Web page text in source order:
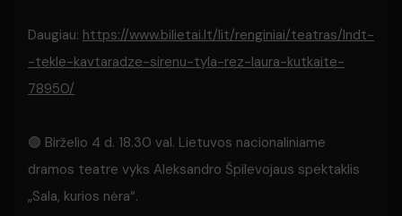
Daugiau: https://www.bilietai.lt/lit/renginiai/teatras/lndt-
-tekle-kavtaradze-sirenu-tyla-rez-laura-kutkaite-
78950/
🟢 Birželio 4 d. 18.30 val. Lietuvos nacionaliniame
dramos teatre vyks Aleksandro Špilevojaus spektaklis
„Sala, kurios nėra“.